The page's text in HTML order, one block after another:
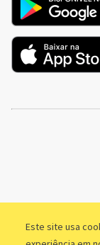
Este site usa